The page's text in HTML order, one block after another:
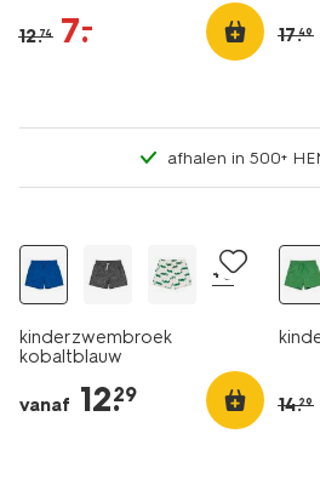
12.74 7.
– 17.49
afhalen in 500+
+6
kinderzwembroek
kobaltblauw
vanaf 12.
29 14.29